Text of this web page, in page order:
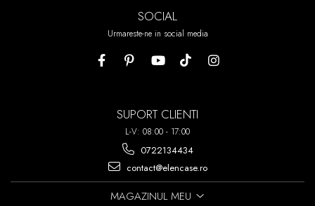
SOCIAL
Urmareste-ne in social media
SUPORT CLIENTI
L-V: 08:00 - 17:00
0722134434
contact@elencase.ro
MAGAZINUL MEU